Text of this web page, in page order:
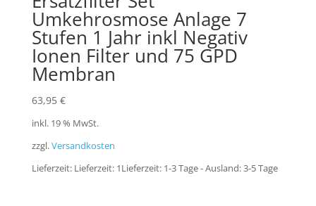
Umkehrosmose Anlage 7
Stufen 1 Jahr inkl Negativ
Ionen Filter und 75 GPD
Membran
63,95 €
inkl. 19 % MwSt.
zzgl.Versandkosten
Lieferzeit: Lieferzeit: 1Lieferzeit: 1-3 Tage - Ausland: 3-5 Tage